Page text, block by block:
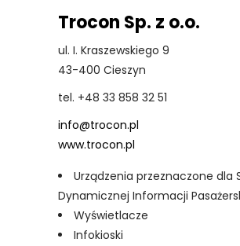
Trocon Sp. z o.o.
ul. I. Kraszewskiego 9
43-400 Cieszyn
tel. +48 33 858 32 51
info@trocon.pl
www.trocon.pl
Urządzenia przeznaczone dla
Dynamicznej Informacji
Wyświetlacze
Infokioski